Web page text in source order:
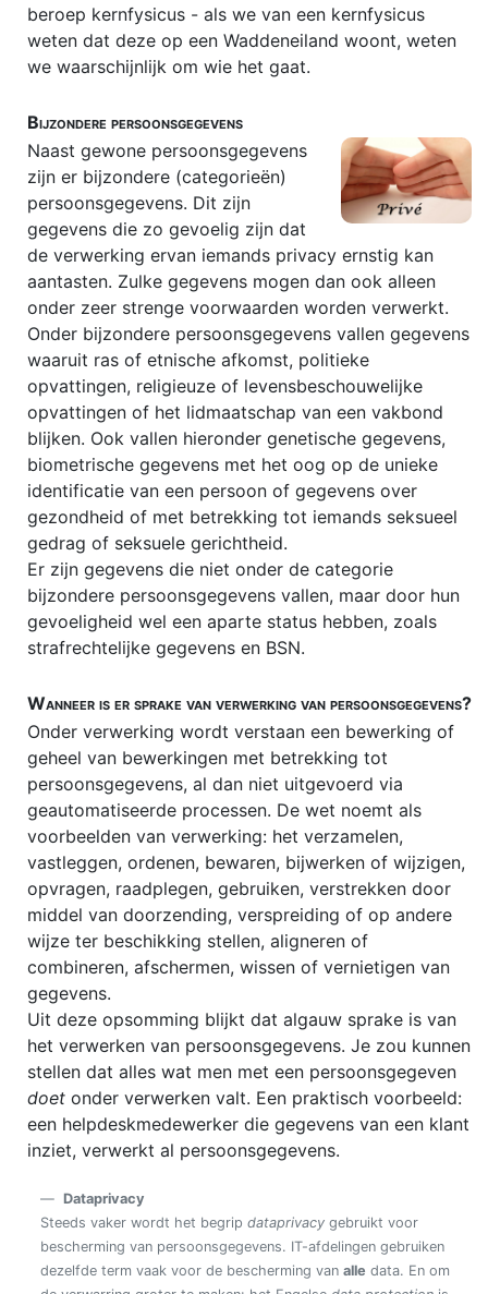
beroep kernfysicus - als we van een kernfysicus
weten dat deze op een Waddeneiland woont, weten
we waarschijnlijk om wie het gaat.
Bijzondere persoonsgegevens
Naast gewone persoonsgegevens
zijn er bijzondere (categorieën)
persoonsgegevens. Dit zijn
gegevens die zo gevoelig zijn dat
de verwerking ervan iemands privacy ernstig kan
aantasten. Zulke gegevens mogen dan ook alleen
onder zeer strenge voorwaarden worden verwerkt.
Onder bijzondere persoonsgegevens vallen gegevens
waaruit ras of etnische afkomst, politieke
opvattingen, religieuze of levensbeschouwelijke
opvattingen of het lidmaatschap van een vakbond
blijken. Ook vallen hieronder genetische gegevens,
biometrische gegevens met het oog op de unieke
identificatie van een persoon of gegevens over
gezondheid of met betrekking tot iemands seksueel
gedrag of seksuele gerichtheid.
Er zijn gegevens die niet onder de categorie
bijzondere persoonsgegevens vallen, maar door hun
gevoeligheid wel een aparte status hebben, zoals
strafrechtelijke gegevens en BSN.
Wanneer is er sprake van verwerking van persoonsgegevens?
Onder verwerking wordt verstaan een bewerking of
geheel van bewerkingen met betrekking tot
persoonsgegevens, al dan niet uitgevoerd via
geautomatiseerde processen. De wet noemt als
voorbeelden van verwerking: het verzamelen,
vastleggen, ordenen, bewaren, bijwerken of wijzigen,
opvragen, raadplegen, gebruiken, verstrekken door
middel van doorzending, verspreiding of op andere
wijze ter beschikking stellen, aligneren of
combineren, afschermen, wissen of vernietigen van
gegevens.
Uit deze opsomming blijkt dat algauw sprake is van
het verwerken van persoonsgegevens. Je zou kunnen
stellen dat alles wat men met een persoonsgegeven
doet onder verwerken valt. Een praktisch voorbeeld:
een helpdeskmedewerker die gegevens van een klant
inziet, verwerkt al persoonsgegevens.
Dataprivacy
Steeds vaker wordt het begrip dataprivacy gebruikt voor
bescherming van persoonsgegevens. IT-afdelingen gebruiken
dezelfde term vaak voor de bescherming van alle data. En om